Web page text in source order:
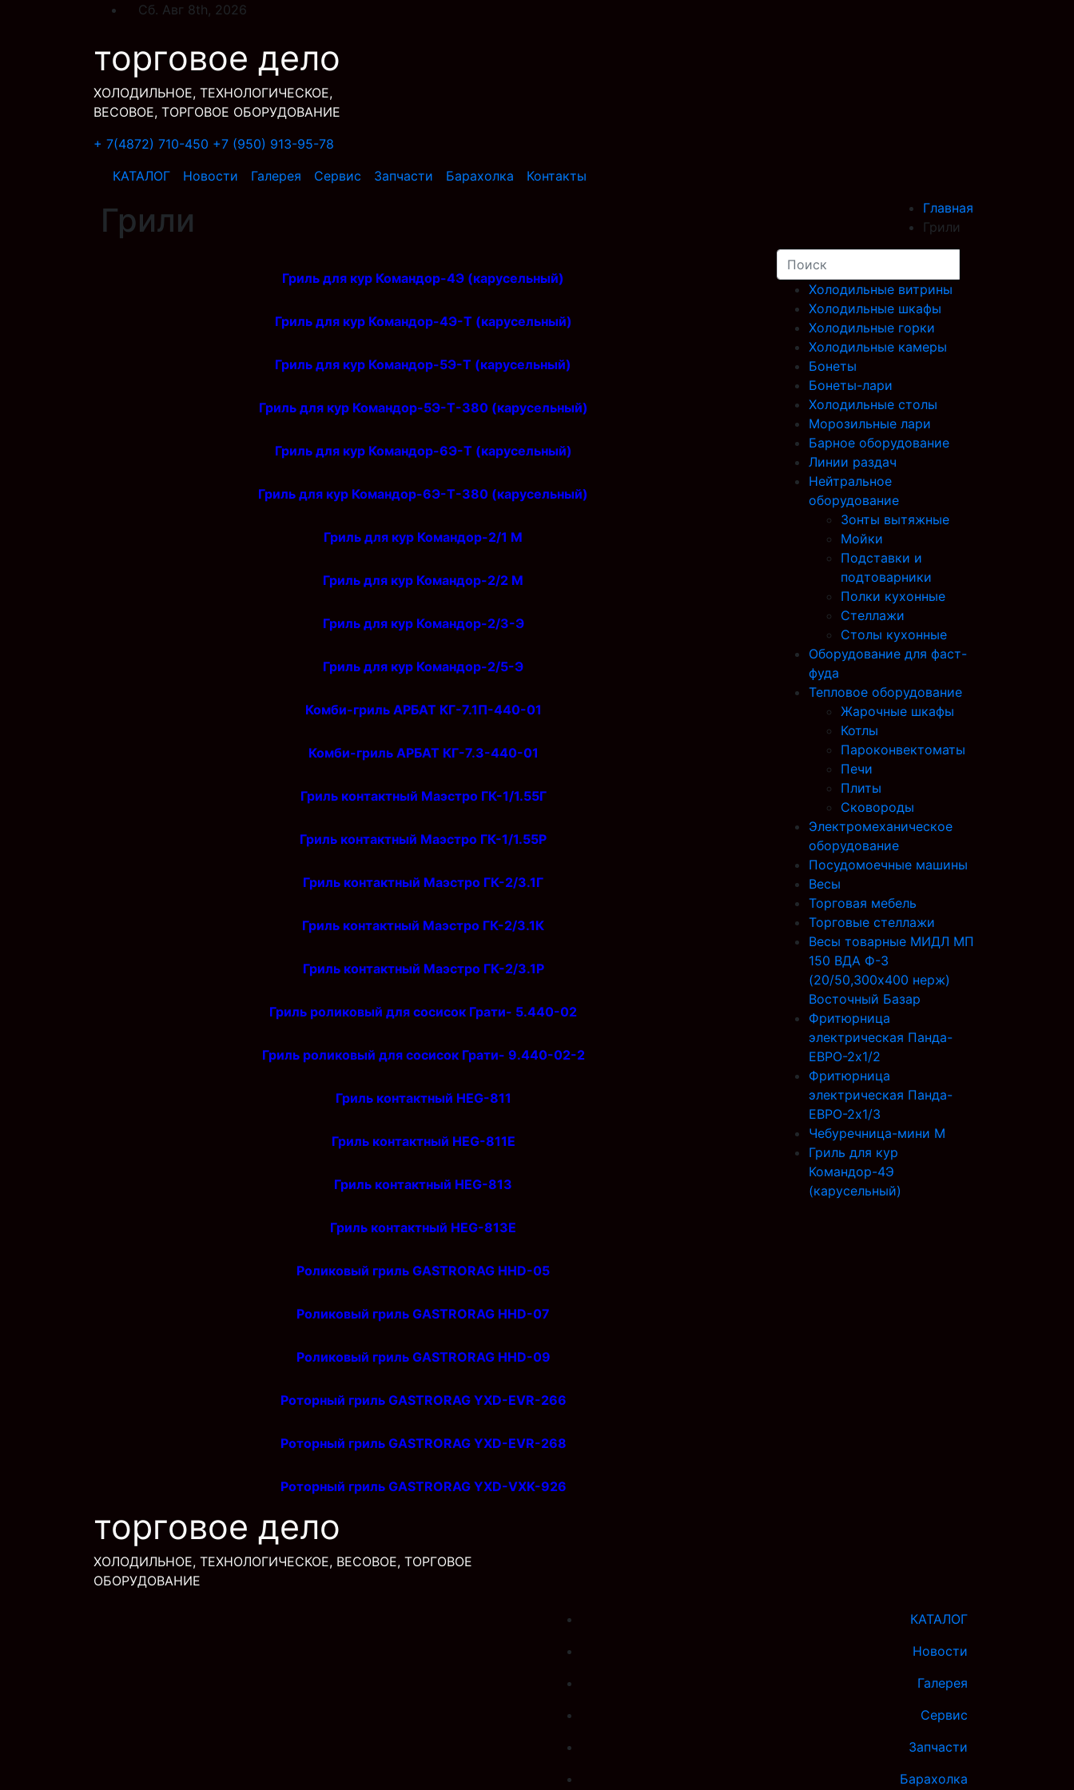
Сб. Авг 8th, 2026
торговое дело
ХОЛОДИЛЬНОЕ, ТЕХНОЛОГИЧЕСКОЕ,
ВЕСОВОЕ, ТОРГОВОЕ ОБОРУДОВАНИЕ
+ 7(4872) 710-450 +7 (950) 913-95-78
КАТАЛОГ
Новости Галерея Сервис Запчасти Барахолка Контакты
Грили
Главная
Грили
Гриль для кур Командор-4Э (карусельный)
Гриль для кур Командор-4Э-Т (карусельный)
Гриль для кур Командор-5Э-Т (карусельный)
Гриль для кур Командор-5Э-Т-380 (карусельный)
Гриль для кур Командор-6Э-Т (карусельный)
Гриль для кур Командор-6Э-Т-380 (карусельный)
Гриль для кур Командор-2/1 М
Гриль для кур Командор-2/2 М
Гриль для кур Командор-2/3-Э
Гриль для кур Командор-2/5-Э
Комби-гриль АРБАТ КГ-7.1П-440-01
Комби-гриль АРБАТ КГ-7.3-440-01
Гриль контактный Маэстро ГК-1/1.55Г
Гриль контактный Маэстро ГК-1/1.55Р
Гриль контактный Маэстро ГК-2/3.1Г
Гриль контактный Маэстро ГК-2/3.1К
Гриль контактный Маэстро ГК-2/3.1Р
Гриль роликовый для сосисок Грати- 5.440-02
Гриль роликовый для сосисок Грати- 9.440-02-2
Гриль контактный HEG-811
Гриль контактный HEG-811Е
Гриль контактный HEG-813
Гриль контактный HEG-813Е
Роликовый гриль GASTRORAG HHD-05
Роликовый гриль GASTRORAG HHD-07
Роликовый гриль GASTRORAG HHD-09
Роторный гриль GASTRORAG YXD-EVR-266
Роторный гриль GASTRORAG YXD-EVR-268
Роторный гриль GASTRORAG YXD-VXK-926
Холодильные витрины
Холодильные шкафы
Холодильные горки
Холодильные камеры
Бонеты
Бонеты-лари
Холодильные столы
Морозильные лари
Барное оборудование
Линии раздач
Нейтральное
оборудование
Зонты вытяжные
Мойки
Подставки и
подтоварники
Полки кухонные
Стеллажи
Столы кухонные
Оборудование для фаст-
фуда
Тепловое оборудование
Жарочные шкафы
Котлы
Пароконвектоматы
Печи
Плиты
Сковороды
Электромеханическое
оборудование
Посудомоечные машины
Весы
Торговая мебель
Торговые стеллажи
Весы товарные МИДЛ МП
150 ВДА Ф-3
(20/50,300х400 нерж)
Восточный Базар
Фритюрница
электрическая Панда-
ЕВРО-2х1/2
Фритюрница
электрическая Панда-
ЕВРО-2х1/3
Чебуречница-мини М
Гриль для кур
Командор-4Э
(карусельный)
торговое дело
ХОЛОДИЛЬНОЕ, ТЕХНОЛОГИЧЕСКОЕ, ВЕСОВОЕ, ТОРГОВОЕ
ОБОРУДОВАНИЕ
КАТАЛОГ
Новости
Галерея
Сервис
Запчасти
Барахолка